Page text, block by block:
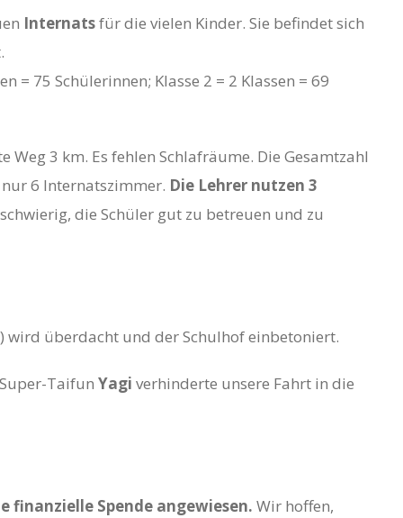
Internatsfür die vielen Kinder. Sie befindet sich
= 75 Schülerinnen; Klasse 2 = 2 Klassen = 69
Weg 3 km. Es fehlen Schlafräume. Die Gesamtzahl
6 Internatszimmer. Die Lehrer nutzen 3
die Schüler gut zu betreuen und zu
wird überdacht und der Schulhof einbetoniert.
Taifun Yagi verhinderte unsere Fahrt in die
finanzielle Spende angewiesen. Wir hoffen,